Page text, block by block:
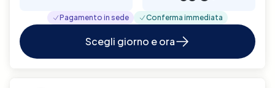
Pagamento in sede Conferma immediata
Scegli giorno e ora